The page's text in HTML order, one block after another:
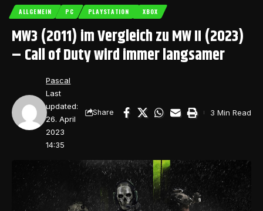
ALLGEMEIN PC PLAYSTATION XBOX
MW3 (2011) im Vergleich zu MW II (2023)
– Call of Duty wird immer langsamer
Last
updated:
26. April
2023
14:35
Pascal
Share 3 Min Read